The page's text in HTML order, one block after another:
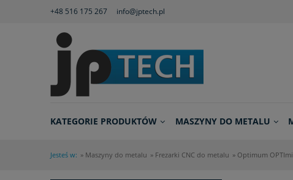
+48 516 175 267 info@jptech.pl
KATEGORIE PRODUKTÓW MASZYNY DO METALU
Jesteś w: » Maszyny do metalu » Frezarki CNC do metalu » Optimum